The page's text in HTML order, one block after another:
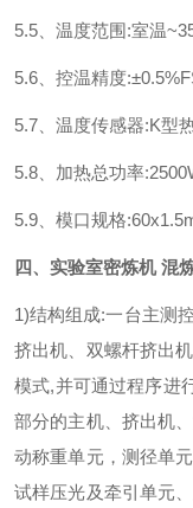
5.5、温度范围:室温
5.6、控温精度
5.7、温度传感器:K型
5.8、加热总功率
5.9、模口规格
四、 实验室密炼机 混
1)结构组成:一台主测
挤出机、双螺杆挤出
模式,并可通过程序进
部分的主机、挤出机
动称重单元，测径单
试样压光及牵引单元